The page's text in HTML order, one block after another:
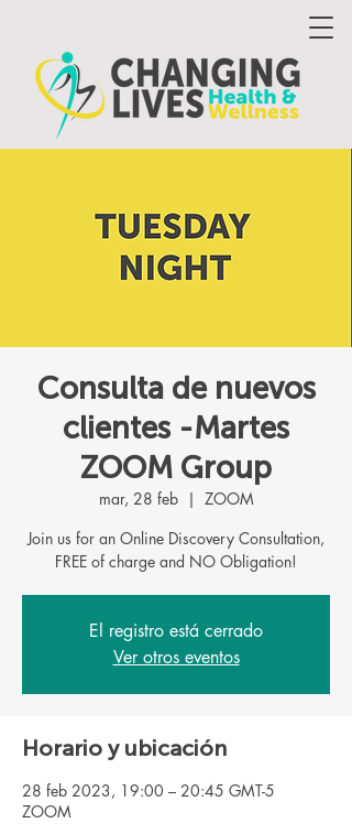
Consulta de nuevos
clientes -Martes
ZOOM Group
mar, 28 feb
  |
ZOOM
Join us for an Online Discovery Consultation,
FREE of charge and NO Obligation!
El registro está cerrado
Ver otros eventos
Horario y ubicación
28 feb 2023, 19:00 – 20:45 GMT-5
ZOOM